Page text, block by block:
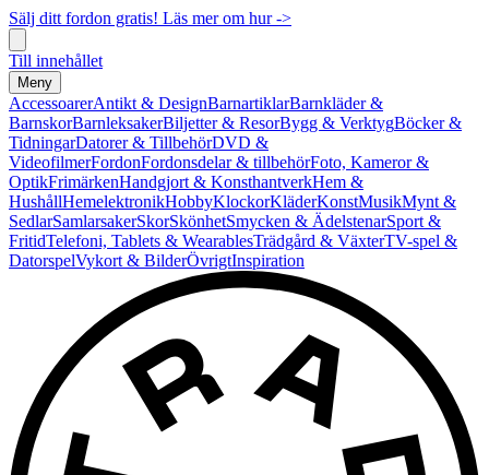
Sälj ditt fordon gratis! Läs mer om hur ->
Till innehållet
Meny
AccessoarerAntikt & DesignBarnartiklarBarnkläder &
BarnskorBarnleksakerBiljetter & ResorBygg & VerktygBöcker &
TidningarDatorer & TillbehörDVD &
VideofilmerFordonFordonsdelar & tillbehörFoto, Kameror &
OptikFrimärkenHandgjort & KonsthantverkHem &
HushållHemelektronikHobbyKlockorKläderKonstMusikMynt &
SedlarSamlarsakerSkorSkönhetSmycken & ÄdelstenarSport &
FritidTelefoni, Tablets & WearablesTrädgård & VäxterTV-spel &
DatorspelVykort & BilderÖvrigtInspiration